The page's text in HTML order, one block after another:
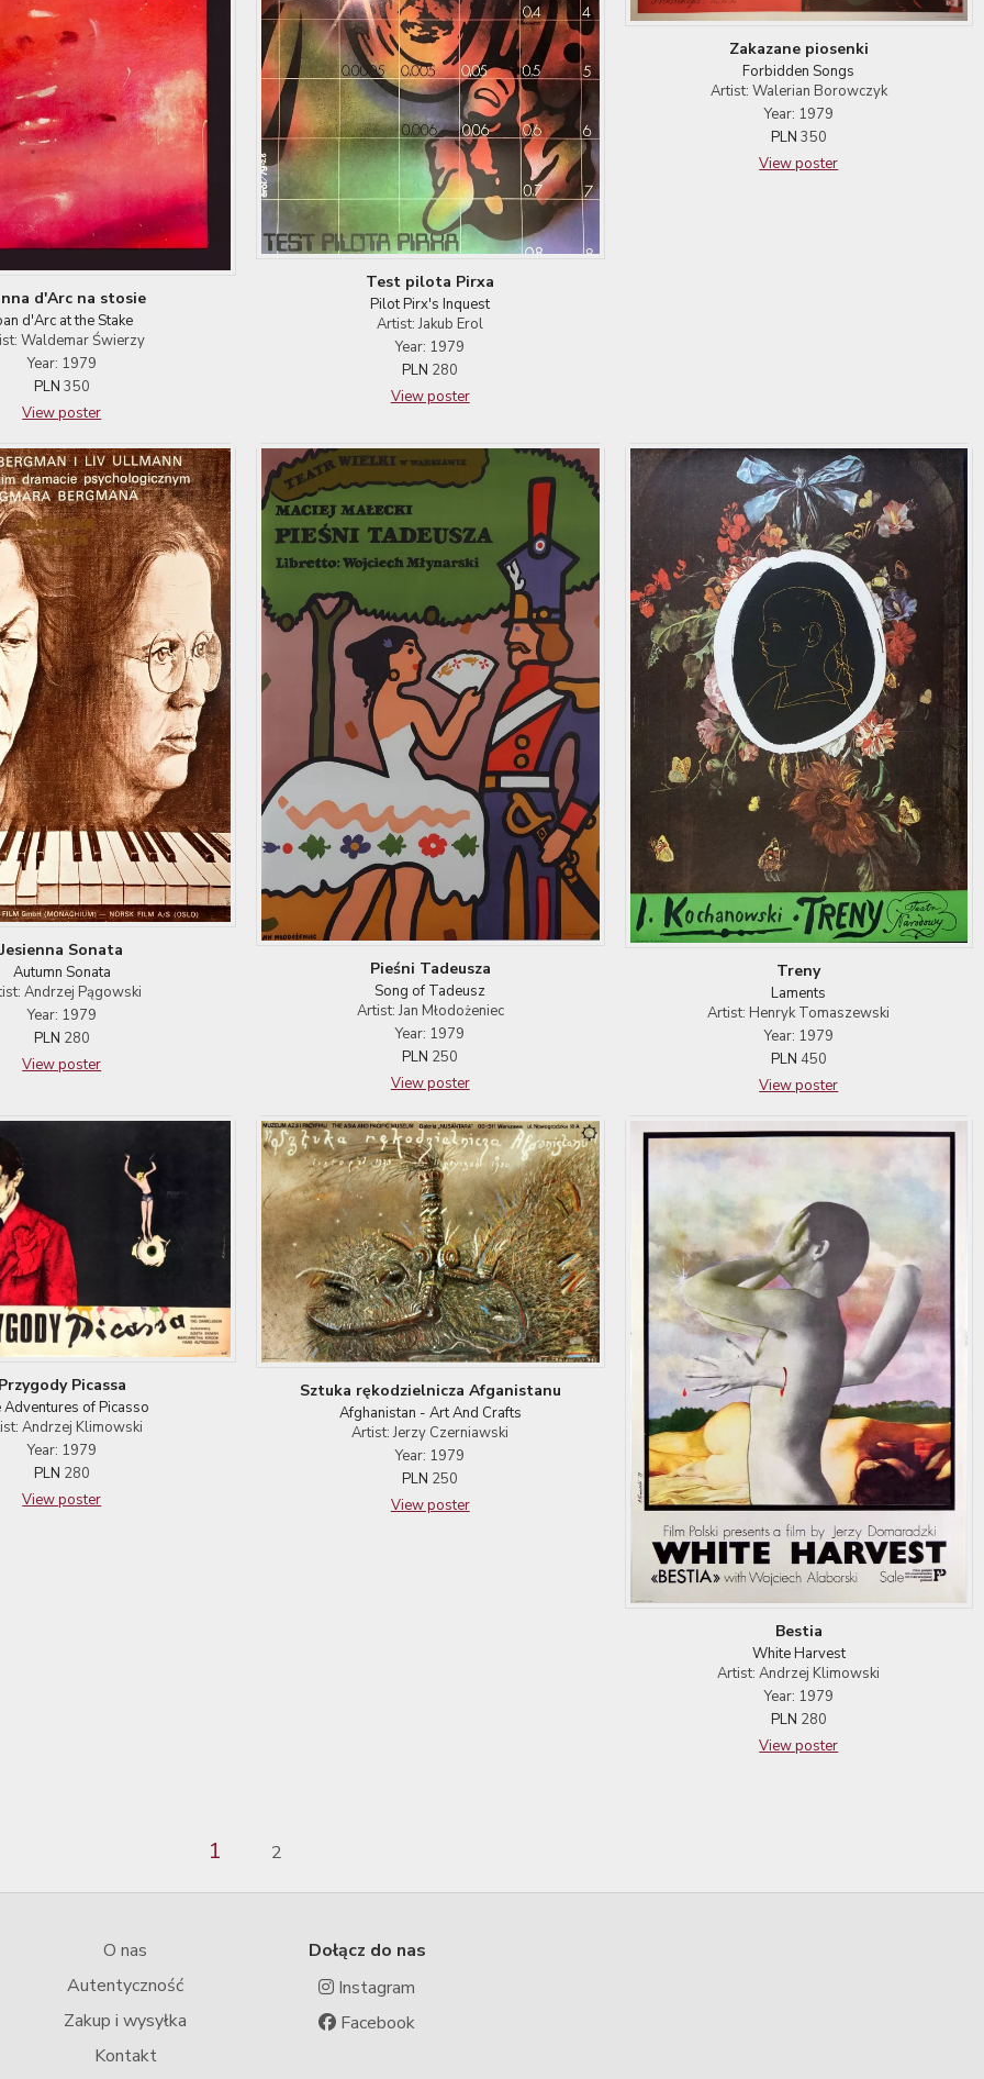
d'Arc na stosie
d'Arc at the Stake
Waldemar Świerzy
Year: 1979
PLN 350
View poster
Test pilota Pirxa
Pilot Pirx's Inquest
Artist: Jakub Erol
Year: 1979
PLN 280
View poster
Zakazane piosenki
Forbidden Songs
Artist: Walerian Borowczyk
Year: 1979
PLN 350
View poster
Jesienna Sonata
Autumn Sonata
Andrzej Pągowski
Year: 1979
PLN 280
View poster
Pieśni Tadeusza
Song of Tadeusz
Artist: Jan Młodożeniec
Year: 1979
PLN 250
View poster
Treny
Laments
Artist: Henryk Tomaszewski
Year: 1979
PLN 450
View poster
Picassa
of Picasso
Andrzej Klimowski
Year: 1979
PLN 280
View poster
Sztuka rękodzielnicza Afganistanu
Afghanistan - Art And Crafts
Artist: Jerzy Czerniawski
Year: 1979
PLN 250
View poster
Bestia
White Harvest
Artist: Andrzej Klimowski
Year: 1979
PLN 280
View poster
1 2
O nas
Autentyczność
Zakup i wysyłka
Kontakt
Dołącz do nas
Instagram
Facebook